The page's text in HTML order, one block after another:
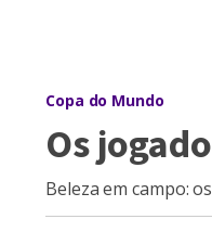
Copa do Mundo
Os
Beleza em campo: